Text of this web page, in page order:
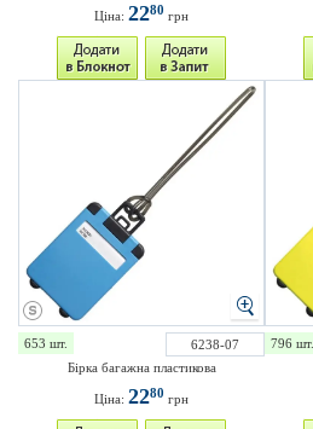
Ціна: 2280 грн
653 шт.
6238-07
Бірка багажна пластикова
Ціна: 2280 грн
796 шт.